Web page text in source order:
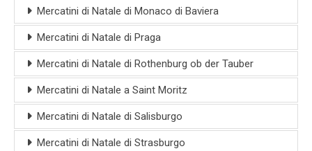
Mercatini di Natale di Monaco di Baviera
Mercatini di Natale di Praga
Mercatini di Natale di Rothenburg ob der Tauber
Mercatini di Natale a Saint Moritz
Mercatini di Natale di Salisburgo
Mercatini di Natale di Strasburgo